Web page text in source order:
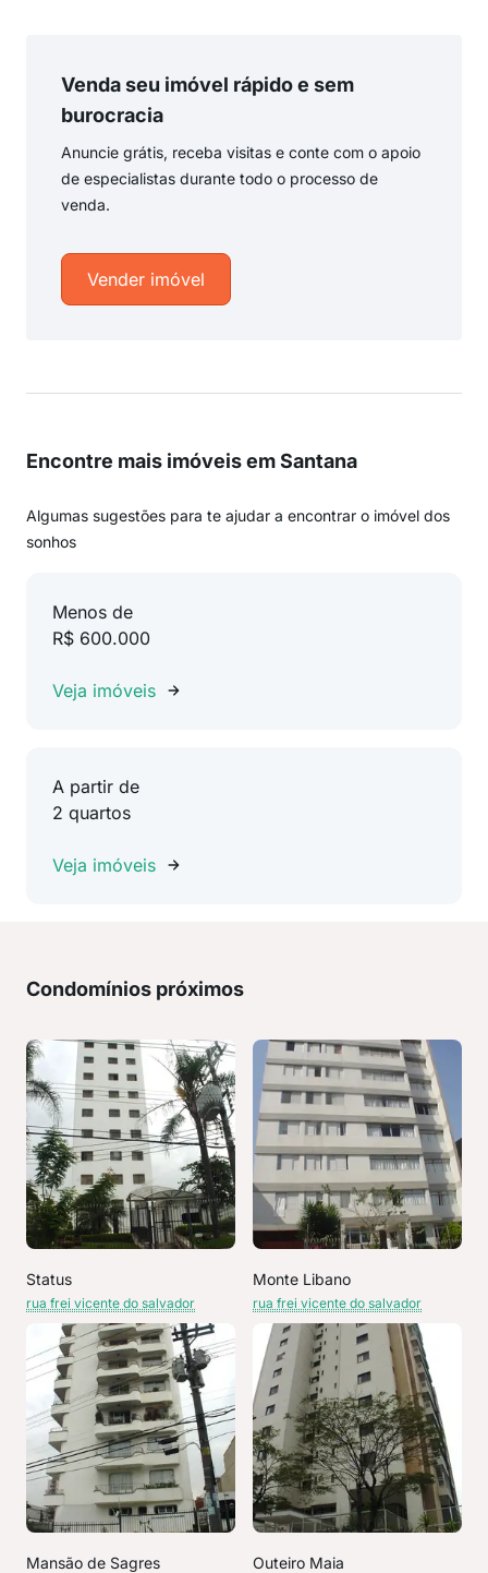
Venda seu imóvel rápido e sem
burocracia
Anuncie grátis, receba visitas e conte com o apoio
de especialistas durante todo o processo de
venda.
Vender imóvel
Encontre mais imóveis em Santana
Algumas sugestões para te ajudar a encontrar o imóvel dos
sonhos
Menos de
R$ 600.000
Veja imóveis
A partir de
2 quartos
Veja imóveis
Condomínios próximos
Status
rua frei vicente do salvador
Monte Libano
rua frei vicente do salvador
Mansão de Sagres Outeiro Maia